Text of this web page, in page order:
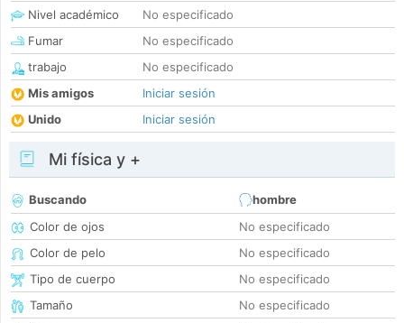
Nivel académico
No especificado
Fumar
No especificado
trabajo
No especificado
Mis amigos
Iniciar sesión
Unido
Iniciar sesión
Mi física y +
Buscando
hombre
Color de ojos
No especificado
Color de pelo
No especificado
Tipo de cuerpo
No especificado
Tamaño
No especificado